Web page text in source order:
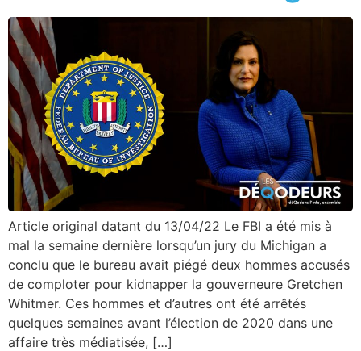
Article original datant du 13/04/22 Le FBI a été mis à
mal la semaine dernière lorsqu’un jury du Michigan a
conclu que le bureau avait piégé deux hommes accusés
de comploter pour kidnapper la gouverneure Gretchen
Whitmer. Ces hommes et d’autres ont été arrêtés
quelques semaines avant l’élection de 2020 dans une
affaire très médiatisée, […]